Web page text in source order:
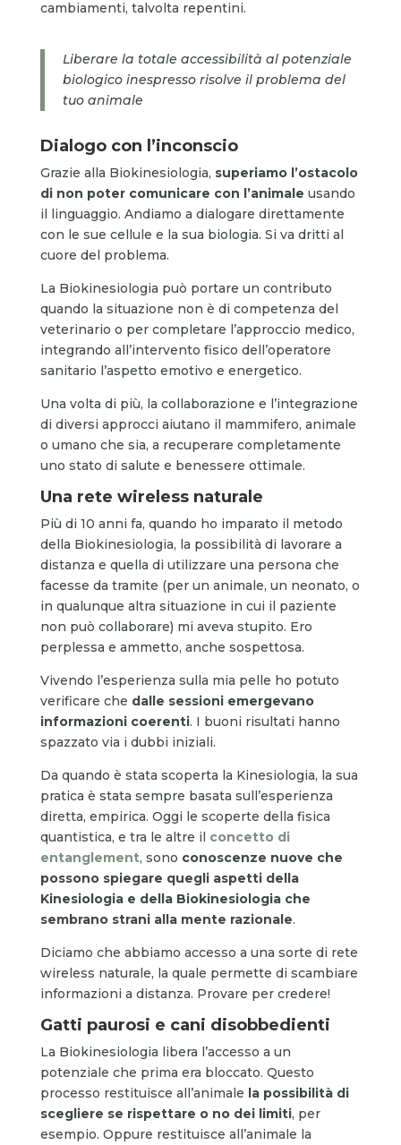
cambiamenti, talvolta repentini.
Liberare la totale accessibilità al potenziale
biologico inespresso risolve il problema del
tuo animale
Dialogo con l’inconscio
Grazie alla Biokinesiologia, superiamo l’ostacolo
di non poter comunicare con l’animale usando
il linguaggio. Andiamo a dialogare direttamente
con le sue cellule e la sua biologia. Si va dritti al
cuore del problema.
La Biokinesiologia può portare un contributo
quando la situazione non è di competenza del
veterinario o per completare l’approccio medico,
integrando all’intervento fisico dell’operatore
sanitario l’aspetto emotivo e energetico.
Una volta di più, la collaborazione e l’integrazione
di diversi approcci aiutano il mammifero, animale
o umano che sia, a recuperare completamente
uno stato di salute e benessere ottimale.
Una rete wireless naturale
Più di 10 anni fa, quando ho imparato il metodo
della Biokinesiologia, la possibilità di lavorare a
distanza e quella di utilizzare una persona che
facesse da tramite (per un animale, un neonato, o
in qualunque altra situazione in cui il paziente
non può collaborare) mi aveva stupito. Ero
perplessa e ammetto, anche sospettosa.
Vivendo l’esperienza sulla mia pelle ho potuto
verificare che dalle sessioni emergevano
informazioni coerenti. I buoni risultati hanno
spazzato via i dubbi iniziali.
Da quando è stata scoperta la Kinesiologia, la sua
pratica è stata sempre basata sull’esperienza
diretta, empirica. Oggi le scoperte della fisica
quantistica, e tra le altre il concetto di
entanglement, sono conoscenze nuove che
possono spiegare quegli aspetti della
Kinesiologia e della Biokinesiologia che
sembrano strani alla mente razionale.
Diciamo che abbiamo accesso a una sorte di rete
wireless naturale, la quale permette di scambiare
informazioni a distanza. Provare per credere!
Gatti paurosi e cani disobbedienti
La Biokinesiologia libera l’accesso a un
potenziale che prima era bloccato. Questo
processo restituisce all’animale la possibilità di
scegliere se rispettare o no dei limiti, per
esempio. Oppure restituisce all’animale la